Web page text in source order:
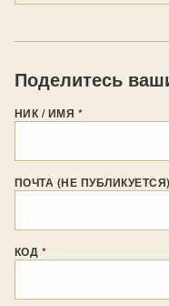
Поделитесь
НИК / ИМЯ *
ПОЧТА (НЕ
КОД *